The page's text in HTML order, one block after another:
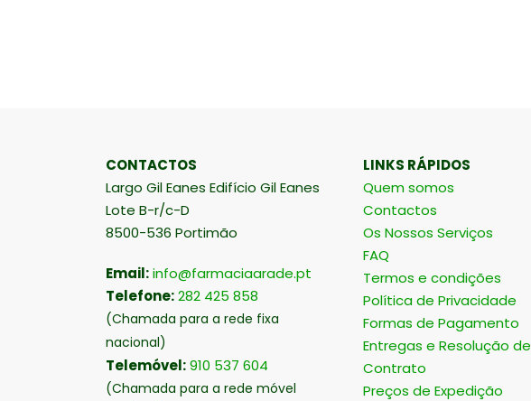
CONTACTOS
Largo Gil Eanes Edifício Gil Eanes
Lote B-r/c-D
8500-536 Portimão
Email:info@farmaciaarade.pt
Telefone:282 425 858
(Chamada para a rede fixa
nacional)
Telemóvel:910 537 604
(Chamada para a rede móvel
LINKS RÁPIDOS
Quem somos
Contactos
Os Nossos Serviços
FAQ
Termos e condições
Política de Privacidade
Formas de Pagamento
Entregas e Resolução de
Contrato
Preços de Expedição